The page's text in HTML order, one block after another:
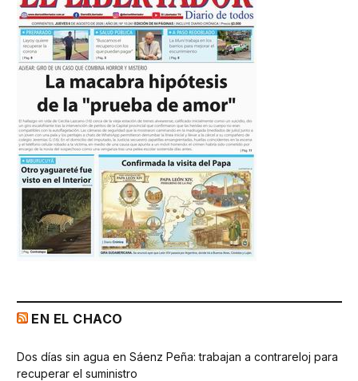
EN EL CHACO
Dos días sin agua en Sáenz Peña: trabajan a contrareloj para
recuperar el suministro